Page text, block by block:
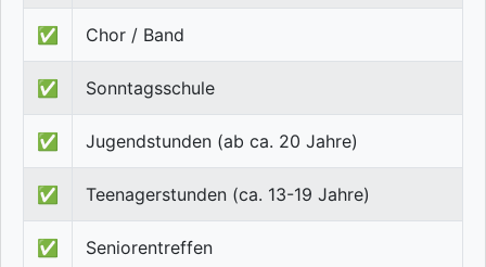
✅ Chor / Band
✅ Sonntagsschule
✅ Jugendstunden (ab ca. 20 Jahre)
✅ Teenagerstunden (ca. 13-19 Jahre)
✅ Seniorentreffen